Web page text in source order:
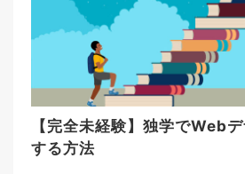
【完全未経験】独学でWeb
する方法